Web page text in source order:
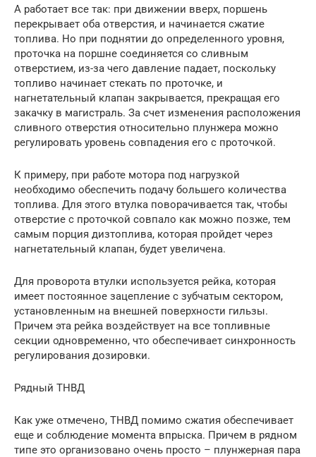
А работает все так: при движении вверх, поршень
перекрывает оба отверстия, и начинается сжатие
топлива. Но при поднятии до определенного уровня,
проточка на поршне соединяется со сливным
отверстием, из-за чего давление падает, поскольку
топливо начинает стекать по проточке, и
нагнетательный клапан закрывается, прекращая его
закачку в магистраль. За счет изменения расположения
сливного отверстия относительно плунжера можно
регулировать уровень совпадения его с проточкой.
К примеру, при работе мотора под нагрузкой
необходимо обеспечить подачу большего количества
топлива. Для этого втулка поворачивается так, чтобы
отверстие с проточкой совпало как можно позже, тем
самым порция дизтоплива, которая пройдет через
нагнетательный клапан, будет увеличена.
Для проворота втулки используется рейка, которая
имеет постоянное зацепление с зубчатым сектором,
установленным на внешней поверхности гильзы.
Причем эта рейка воздействует на все топливные
секции одновременно, что обеспечивает синхронность
регулирования дозировки.
Рядный ТНВД
Как уже отмечено, ТНВД помимо сжатия обеспечивает
еще и соблюдение момента впрыска. Причем в рядном
типе это организовано очень просто – плунжерная пара